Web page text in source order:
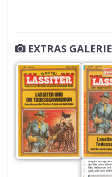
EXTRAS GALERIE